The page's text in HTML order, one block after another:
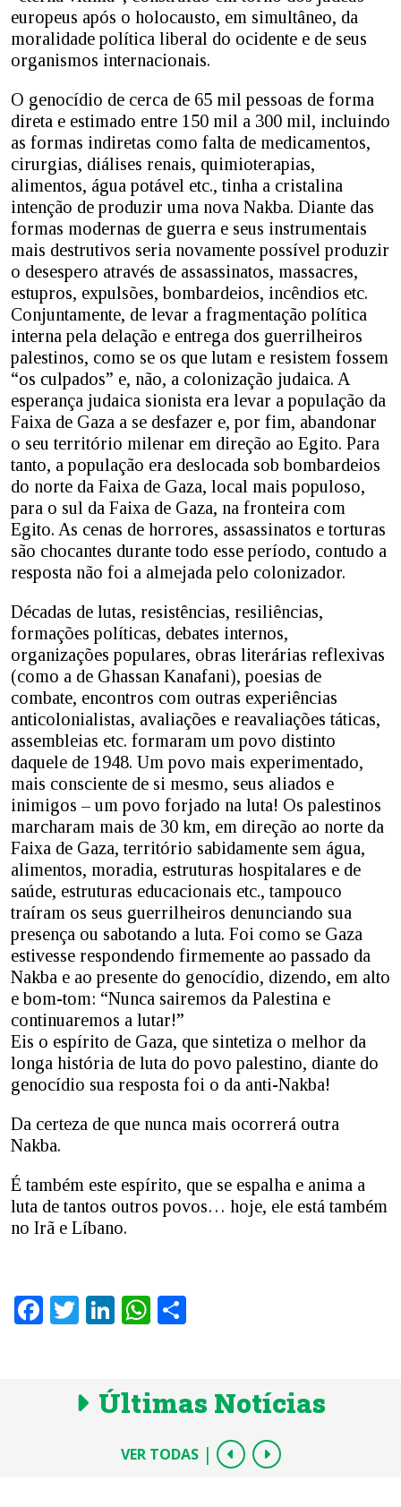
europeus após o holocausto, em simultâneo, da
moralidade política liberal do ocidente e de seus
organismos internacionais.
O genocídio de cerca de 65 mil pessoas de forma
direta e estimado entre 150 mil a 300 mil, incluindo
as formas indiretas como falta de medicamentos,
cirurgias, diálises renais, quimioterapias,
alimentos, água potável etc., tinha a cristalina
intenção de produzir uma nova Nakba. Diante das
formas modernas de guerra e seus instrumentais
mais destrutivos seria novamente possível produzir
o desespero através de assassinatos, massacres,
estupros, expulsões, bombardeios, incêndios etc.
Conjuntamente, de levar a fragmentação política
interna pela delação e entrega dos guerrilheiros
palestinos, como se os que lutam e resistem fossem
“os culpados” e, não, a colonização judaica. A
esperança judaica sionista era levar a população da
Faixa de Gaza a se desfazer e, por fim, abandonar
o seu território milenar em direção ao Egito. Para
tanto, a população era deslocada sob bombardeios
do norte da Faixa de Gaza, local mais populoso,
para o sul da Faixa de Gaza, na fronteira com
Egito. As cenas de horrores, assassinatos e torturas
são chocantes durante todo esse período, contudo a
resposta não foi a almejada pelo colonizador.
Décadas de lutas, resistências, resiliências,
formações políticas, debates internos,
organizações populares, obras literárias reflexivas
(como a de Ghassan Kanafani), poesias de
combate, encontros com outras experiências
anticolonialistas, avaliações e reavaliações táticas,
assembleias etc. formaram um povo distinto
daquele de 1948. Um povo mais experimentado,
mais consciente de si mesmo, seus aliados e
inimigos – um povo forjado na luta! Os palestinos
marcharam mais de 30 km, em direção ao norte da
Faixa de Gaza, território sabidamente sem água,
alimentos, moradia, estruturas hospitalares e de
saúde, estruturas educacionais etc., tampouco
traíram os seus guerrilheiros denunciando sua
presença ou sabotando a luta. Foi como se Gaza
estivesse respondendo firmemente ao passado da
Nakba e ao presente do genocídio, dizendo, em alto
e bom-tom: “Nunca sairemos da Palestina e
continuaremos a lutar!”
Eis o espírito de Gaza, que sintetiza o melhor da
longa história de luta do povo palestino, diante do
genocídio sua resposta foi o da anti-Nakba!
Da certeza de que nunca mais ocorrerá outra
Nakba.
É também este espírito, que se espalha e anima a
luta de tantos outros povos… hoje, ele está também
no Irã e Líbano.
Facebook
Twitter
LinkedIn
WhatsApp
Últimas Notícias
VER TODAS |